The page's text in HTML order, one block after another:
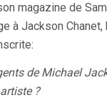
magazine de
Jackson Chanet,
de Michael
?